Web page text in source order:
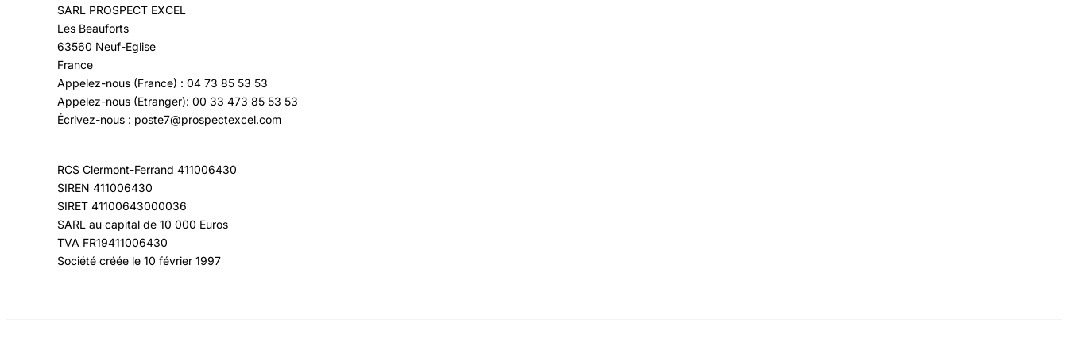
SARL PROSPECT EXCEL
Les Beauforts
63560 Neuf-Eglise
France
Appelez-nous (France) : 04 73 85 53 53
Appelez-nous (Etranger): 00 33 473 85 53 53
Écrivez-nous : poste7@prospectexcel.com
RCS Clermont-Ferrand 411006430
SIREN 411006430
SIRET 41100643000036
SARL au capital de 10 000 Euros
TVA FR19411006430
Société créée le 10 février 1997